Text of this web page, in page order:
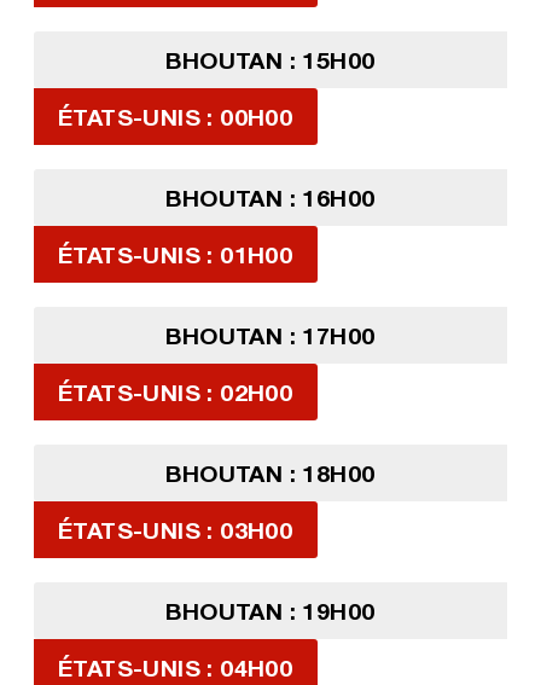
BHOUTAN : 15H00
ÉTATS-UNIS : 00H00
BHOUTAN : 16H00
ÉTATS-UNIS : 01H00
BHOUTAN : 17H00
ÉTATS-UNIS : 02H00
BHOUTAN : 18H00
ÉTATS-UNIS : 03H00
BHOUTAN : 19H00
ÉTATS-UNIS : 04H00